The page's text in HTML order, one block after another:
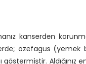
kanserden
özefagus (yemek
Aldığınız